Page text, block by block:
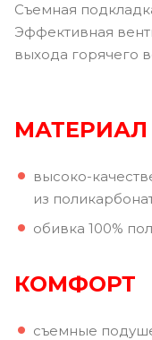
Съемная
Эффективная
выхода горячего
МАТЕРИАЛ
высоко-
из
обивка 100%
КОМФОРТ
съемные